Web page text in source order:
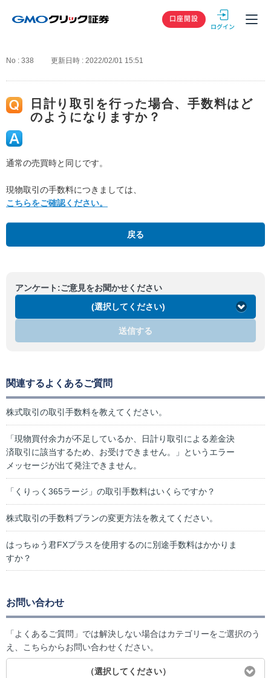
GMOクリック
口座開設
No : 338 更新日時 : 2022/02/01 15:51
日計り取引を行った場合、手数料はど
のようになりますか？
通常の売買時と同じです。
現物取引の手数料につきましては、
こちらをご確認ください。
戻る
アンケート:ご意見をお聞かせください
(選択してください)
送信する
関連するよくあるご質問
株式取引の取引手数料を教えてください。
「現物買付余力が不足しているか、日計り取引による差金決
済取引に該当するため、お受けできません。」というエラー
メッセージが出て発注できません。
「くりっく365ラージ」の取引手数料はいくらですか？
株式取引の手数料プランの変更方法を教えてください。
はっちゅう君FXプラスを使用するのに別途手数料はかかりま
すか？
お問い合わせ
「よくあるご質問」では解決しない場合はカテゴリーをご選択のう
え、こちらからお問い合わせください。
（選択してください）